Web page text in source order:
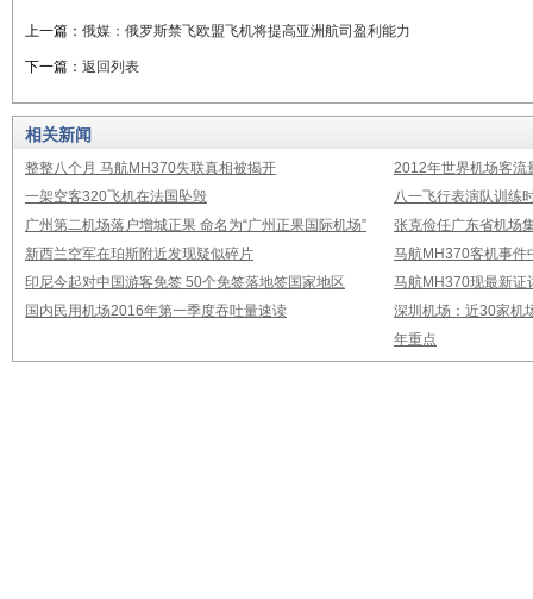
上一篇： 俄媒：俄罗斯禁飞欧盟飞机将提高亚洲航司盈利能力
下一篇： 返回列表
相关新闻
整整八个月 马航MH370失联真相被揭开
2012年世界机场客流
一架空客320飞机在法国坠毁
八一飞行表演队训练
广州第二机场落户增城正果 命名为“广州正果国际机场”
张克俭任广东省机场
新西兰空军在珀斯附近发现疑似碎片
马航MH370客机事件
印尼今起对中国游客免签 50个免签落地签国家地区
马航MH370现最新证
国内民用机场2016年第一季度吞吐量速读
深圳机场：近30家机
年重点